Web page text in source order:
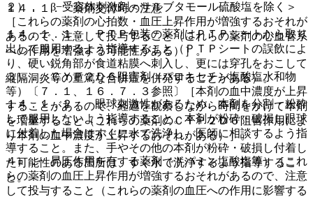
１４．１． 薬剤交付時の注意
１４．１．１． ＰＴＰ包装の薬剤はＰＴＰシートから取り
出して服用するよう指導すること（ＰＴＰシートの誤飲によ
り、硬い鋭角部が食道粘膜へ刺入し、更には穿孔をおこして
縦隔洞炎等の重篤な合併症を併発することがある）。
１４．１．２． 眼球刺激性があるため、本剤を分割・粉砕
して服用しないよう指導すること。本剤が粉砕・破損し眼球
に付着した場合はすぐに水で洗浄し、医師に相談するよう指
導すること。また、手やその他の本剤が粉砕・破損し付着し
た可能性のある箇所は、すぐ水で洗浄するよう指導するこ
と。
２）． β−受容体刺激剤＜サルブタモール硫酸塩を除く＞
［これらの薬剤の心拍数・血圧上昇作用が増強するおそれが
あるので、注意して投与すること（これらの薬剤の心血管系
への作用を増強する可能性がある）］。
３）． ＣＹＰ２Ｄ６阻害剤（パロキセチン塩酸塩水和物
等）〔７．１、１６．７．３参照〕［本剤の血中濃度が上昇
することがあるので、経過を観察しながら時間をかけて本剤
を増量すること（これらの薬剤のＣＹＰ２Ｄ６阻害作用によ
り本剤の血中濃度が上昇するおそれがある）］。
４）． 昇圧作用を有する薬剤（ドパミン塩酸塩等）［これ
らの薬剤の血圧上昇作用が増強するおそれがあるので、注意
して投与すること（これらの薬剤の血圧への作用に影響する